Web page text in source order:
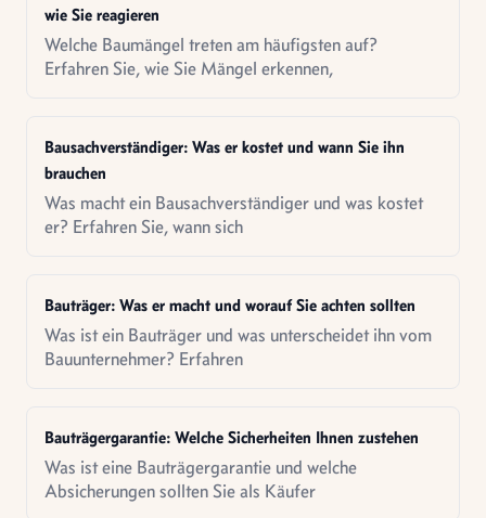
wie Sie reagieren
Welche Baumängel treten am häufigsten auf?
Erfahren Sie, wie Sie Mängel erkennen,
Bausachverständiger: Was er kostet und wann Sie ihn
brauchen
Was macht ein Bausachverständiger und was kostet
er? Erfahren Sie, wann sich
Bauträger: Was er macht und worauf Sie achten sollten
Was ist ein Bauträger und was unterscheidet ihn vom
Bauunternehmer? Erfahren
Bauträgergarantie: Welche Sicherheiten Ihnen zustehen
Was ist eine Bauträgergarantie und welche
Absicherungen sollten Sie als Käufer